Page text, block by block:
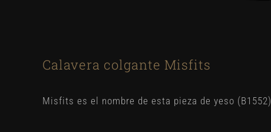
Calavera colgante Misfits
Misfits es el nombre de esta pieza de yeso (B1552)